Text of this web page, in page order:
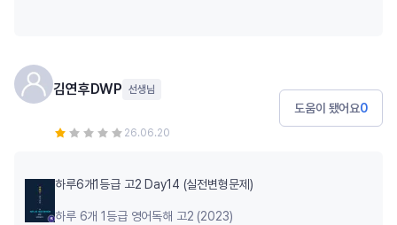
김연후DWP 선생님
26.06.20
도움이 됐어요0
하루6개1등급 고2 Day14 (실전변형문제)
하루 6개 1등급 영어독해 고2 (2023)